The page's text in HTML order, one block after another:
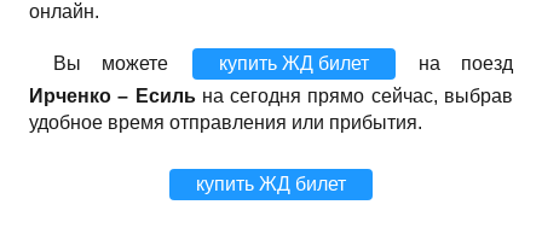
онлайн.
Вы можете купить ЖД билет
на поезд
Ирченко – Есильна сегодня прямо сейчас, выбрав
удобное время отправления или прибытия.
купить ЖД билет